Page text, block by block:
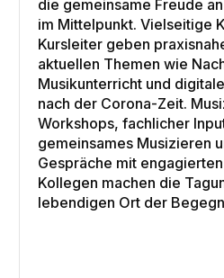
die gemeinsame Freude
im Mittelpunkt. Vielseitige
Kursleiter geben
aktuellen Themen wie
Musikunterricht und
nach der Corona-Zeit.
Workshops, fachlicher
gemeinsames Musizieren
Gespräche mit
Kollegen machen die
lebendigen Ort der